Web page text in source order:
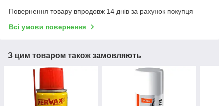
Повернення товару впродовж 14 днів за рахунок покупця
Всі умови повернення
З цим товаром також замовляють